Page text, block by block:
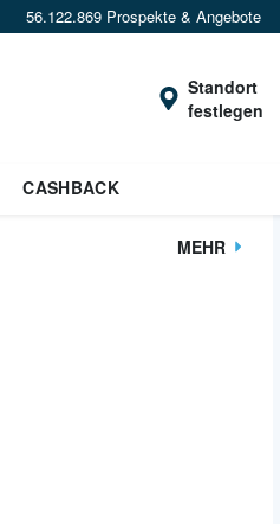
56.122.869 Prospekte & Angebote
Standort
festlegen
CASHBACK
MEHR